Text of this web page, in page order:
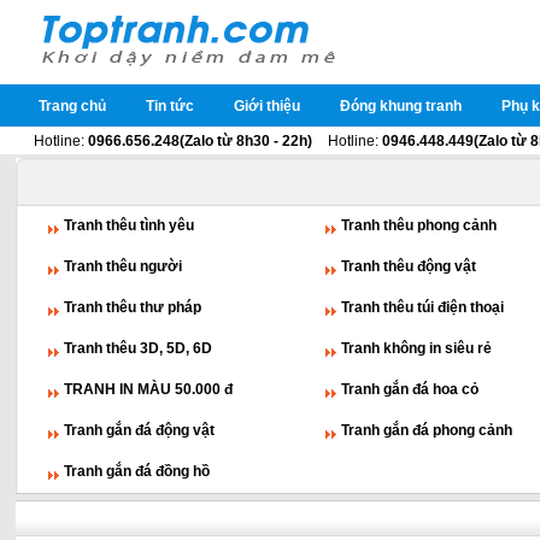
Trang chủ Tin tức Giới thiệu Đóng khung tranh Phụ
Hotline:0966.656.248(Zalo từ 8h30 - 22h) Hotline:0946.448.449(Zalo từ
Tranh thêu tình yêu Tranh thêu phong cảnh
Tranh thêu người Tranh thêu động vật
Tranh thêu thư pháp Tranh thêu túi điện thoại
Tranh thêu 3D, 5D, 6D Tranh không in siêu rẻ
TRANH IN MÀU 50.000 đ Tranh gắn đá hoa cỏ
Tranh gắn đá động vật Tranh gắn đá phong cảnh
Tranh gắn đá đồng hồ